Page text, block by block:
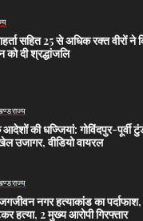
सहित 25 से अधिक रक्त वीरों ने
को दी श्रद्धांजलि
राज्य
की धज्जियां: गोविंदपुर-पूर्वी
खेल उजागर, वीडियो वायरल
राज्य
नगर हत्याकांड का
हत्या, 2 मुख्य आरोपी गिरफ्तार